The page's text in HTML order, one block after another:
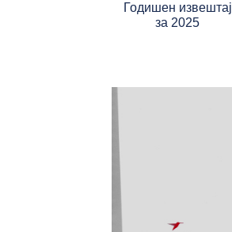
Годишен извештај
за 2025